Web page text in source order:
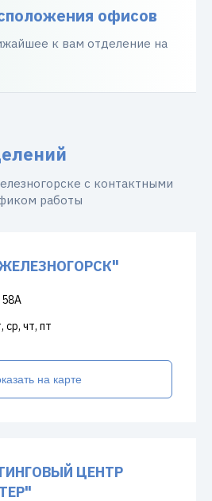
офисов
к вам отделение на
с контактными
работы
58А
ср, чт, пт
на карте
ЦЕНТР